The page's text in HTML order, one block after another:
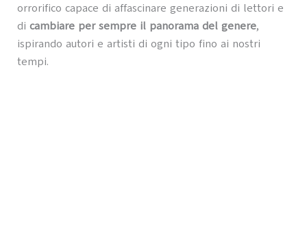
orrorifico capace di affascinare generazioni di lettori e
di cambiare per sempre il panorama del genere,
ispirando autori e artisti di ogni tipo fino ai nostri
tempi.